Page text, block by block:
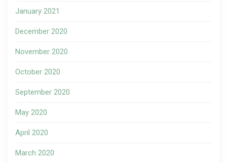
January 2021
December 2020
November 2020
October 2020
September 2020
May 2020
April 2020
March 2020